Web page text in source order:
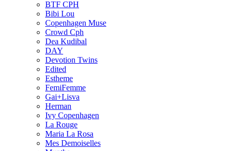
BTF CPH
Bibi Lou
Copenhagen Muse
Crowd Cph
Dea Kudibal
DAY
Devotion Twins
Edited
Estheme
FemiFemme
Gai+Lisva
Herman
Ivy Copenhagen
La Rouge
Maria La Rosa
Mes Demoiselles